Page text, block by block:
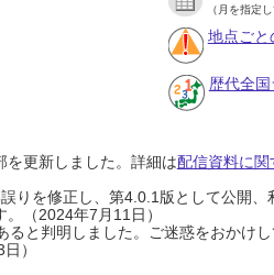
（月を指定
地点ごと
歴代全
を更新しました。詳細は配信資料に関
りを修正し、第4.0.1版として公開
。（2024年7月11日）
と判明しました。ご迷惑をおかけ
）